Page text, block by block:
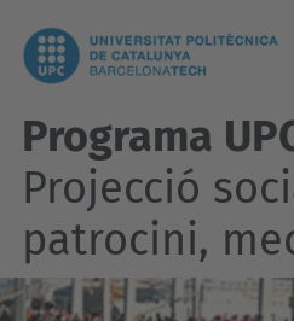
Programa
Projecció
patrocini,